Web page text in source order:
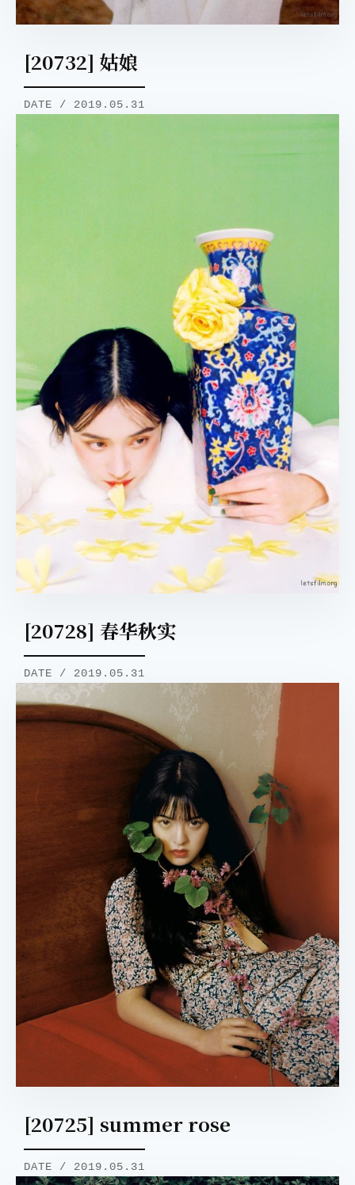
[20732] 姑娘
DATE / 2019.05.31
[20728] 春华秋实
DATE / 2019.05.31
[20725] summer rose
DATE / 2019.05.31